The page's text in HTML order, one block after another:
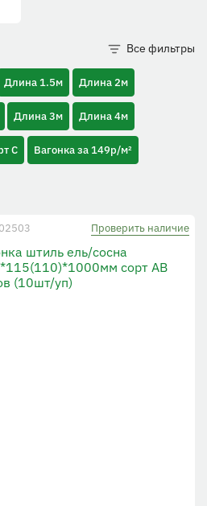
Все фильтры
Длина 1.5м Длина 2м
Длина 3м Длина 4м
С Вагонка за 149р/м²
Проверить наличие
штиль ель/сосна
сорт АВ
(10шт/уп)